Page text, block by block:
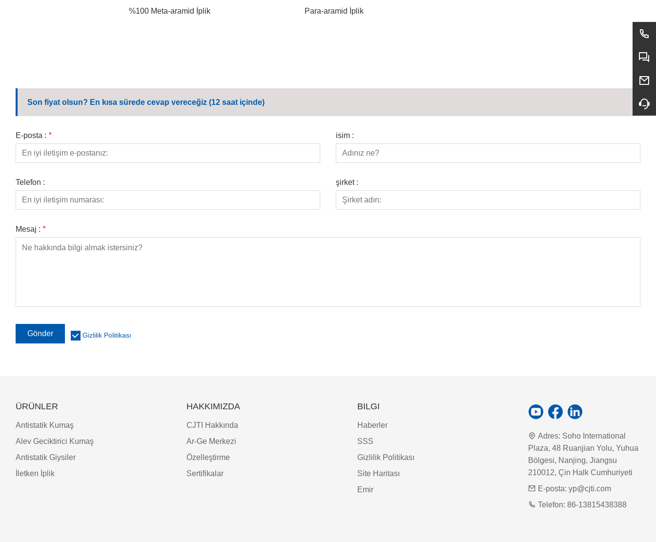
%100 Meta-aramid İplik Para-aramid İplik
Son fiyat olsun? En kısa sürede cevap vereceğiz (12 saat içinde)
E-posta : * isim :
Telefon : şirket :
Mesaj : *
Gönder Gizlilik Politikası
ÜRÜNLER
Antistatik Kumaş
Alev Geciktirici Kumaş
Antistatik Giysiler
İletken İplik
HAKKIMIZDA
CJTI Hakkında
Ar-Ge Merkezi
Özelleştirme
Sertifikalar
BILGI
Haberler
SSS
Gizlilik Politikası
Site Haritası
Emir
Adres: Soho International
Plaza, 48 Ruanjian Yolu, Yuhua
Bölgesi, Nanjing, Jiangsu
210012, Çin Halk Cumhuriyeti
E-posta: yp@cjti.com
Telefon: 86-13815438388